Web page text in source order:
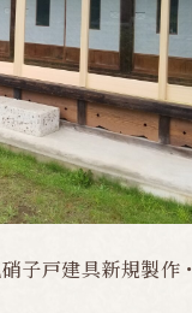
戸建具新規製作・